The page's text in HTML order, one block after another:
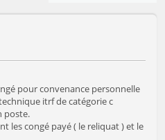
pour convenance personnelle
itrf de catégorie c
poste.
les congé payé ( le reliquat ) et le